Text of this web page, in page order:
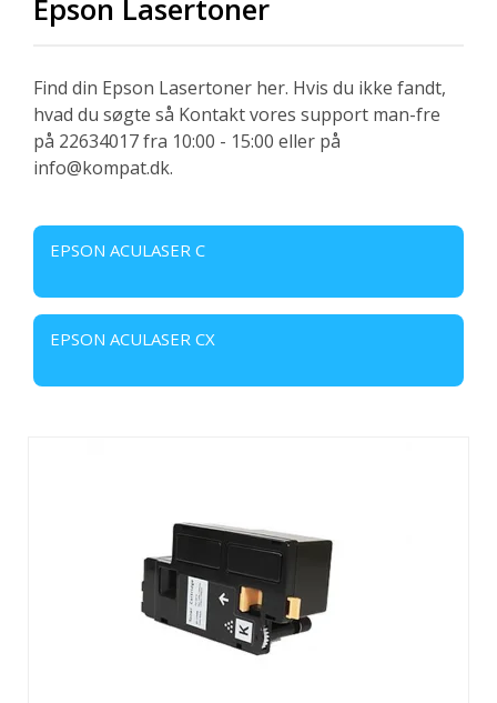
Epson Lasertoner
Find din Epson Lasertoner her. Hvis du ikke fandt,
hvad du søgte så Kontakt vores support man-fre
på 22634017 fra 10:00 - 15:00 eller på
info@kompat.dk.
EPSON ACULASER C
EPSON ACULASER CX